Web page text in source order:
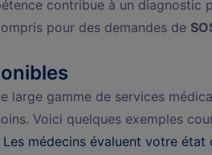
contribue à un diagnostic
pour des demandes de
large gamme de services
Voici quelques exemples
Les médecins évaluent votre état